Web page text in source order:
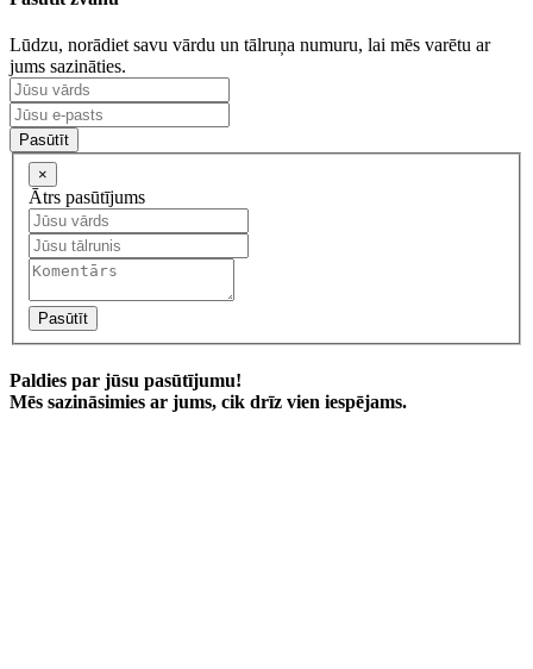
Lūdzu, norādiet savu vārdu un tālruņa numuru, lai mēs varētu ar
jums sazināties.
Pasūtīt
×
Ātrs pasūtījums
Pasūtīt
Paldies par jūsu pasūtījumu!
Mēs sazināsimies ar jums, cik drīz vien iespējams.